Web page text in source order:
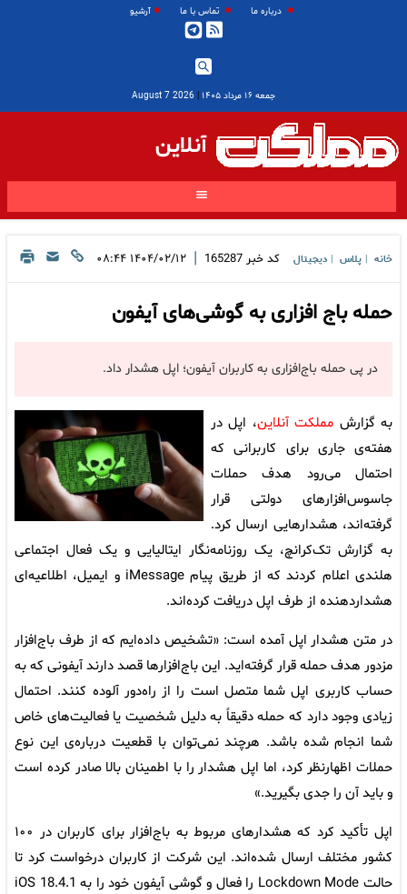
درباره ما تماس با ما آرشیو
جمعه ۱۶ مرداد ۱۴۰۵ |
2026 August 7
آنلاین
خانه پلاس دیجیتال کد خبر 165287
| ۱۴۰۴/۰۲/۱۲ ۰۸:۴۴
حمله باج افزاری به گوشی‌های آیفون
در پی حمله باج‌افزاری به کاربران آیفون؛ اپل هشدار داد.
به گزارش مملکت آنلاین، اپل در
هفته‌ی جاری برای کاربرانی که
احتمال می‌رود هدف حملات
جاسوس‌افزارهای دولتی قرار
گرفته‌اند، هشدارهایی ارسال کرد.
به گزارش تک‌کرانچ، یک روزنامه‌نگار ایتالیایی و یک فعال اجتماعی
هلندی اعلام کردند که از طریق پیام iMessage و ایمیل، اطلاعیه‌ای
هشداردهنده از طرف اپل دریافت کرده‌اند.
در متن هشدار اپل آمده است: «تشخیص داده‌ایم که از طرف باج‌افزار
مزدور هدف حمله قرار گرفته‌اید. این باج‌افزارها قصد دارند آیفونی که به
حساب کاربری اپل شما متصل است را از راه‌دور آلوده کنند. احتمال
زیادی وجود دارد که حمله دقیقاً به دلیل شخصیت یا فعالیت‌های خاص
شما انجام شده باشد. هرچند نمی‌توان با قطعیت درباره‌ی این نوع
حملات اظهارنظر کرد، اما اپل هشدار را با اطمینان بالا صادر کرده است
و باید آن را جدی بگیرید.»
اپل تأکید کرد که هشدارهای مربوط به باج‌افزار برای کاربران در ۱۰۰
کشور مختلف ارسال شده‌اند. این شرکت از کاربران درخواست کرد تا
حالت Lockdown Mode را فعال و گوشی آیفون خود را به iOS 18.4.1